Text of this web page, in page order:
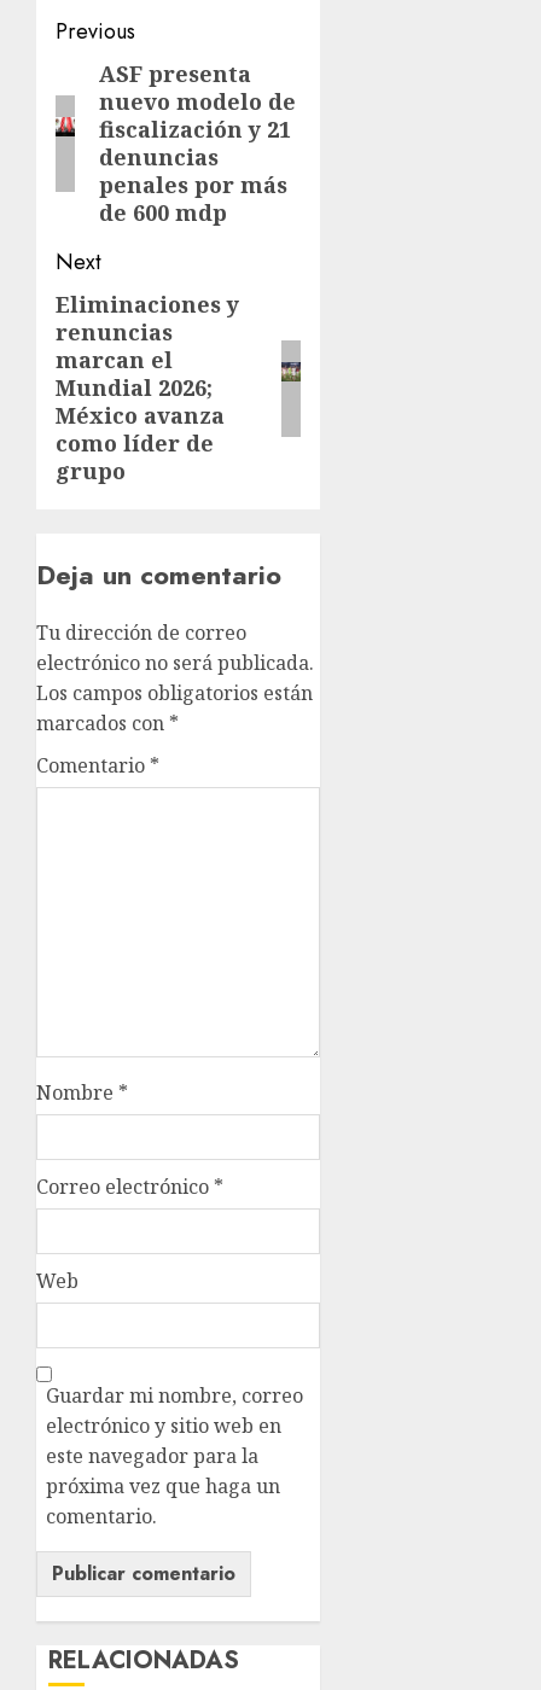
Previous
ASF presenta
nuevo modelo de
fiscalización y 21
denuncias
penales por más
de 600 mdp
Next
Eliminaciones y
renuncias
marcan el
Mundial 2026;
México avanza
como líder de
grupo
Deja un comentario
Tu dirección de correo
electrónico no será publicada.
Los campos obligatorios están
marcados con *
Comentario *
Nombre *
Correo electrónico *
Web
Guardar mi nombre, correo
electrónico y sitio web en
este navegador para la
próxima vez que haga un
comentario.
RELACIONADAS